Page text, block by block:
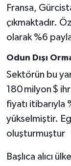
Fransa,
çıkmaktadır.
olarak %6
Odun Dışı
Sektörün bu
180 milyon $
fiyatı itibarıyla
yükselmiştir.
oluşturmuştur
Başlıca alıcı